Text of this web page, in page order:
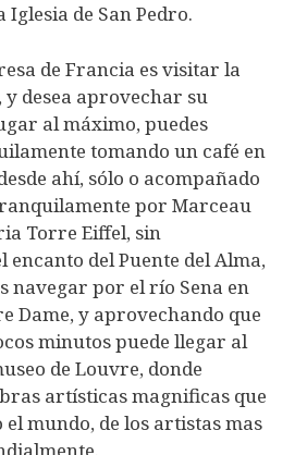
de San Pedro.
de Francia es visitar la
y desea aprovechar su
al máximo, puedes
tomando un café en
ahí, sólo o acompañado
por Marceau
Torre Eiffel, sin
encanto del Puente del Alma,
navegar por el río Sena en
Dame, y aprovechando que
minutos puede llegar al
de Louvre, donde
artísticas magnificas que
mundo, de los artistas mas